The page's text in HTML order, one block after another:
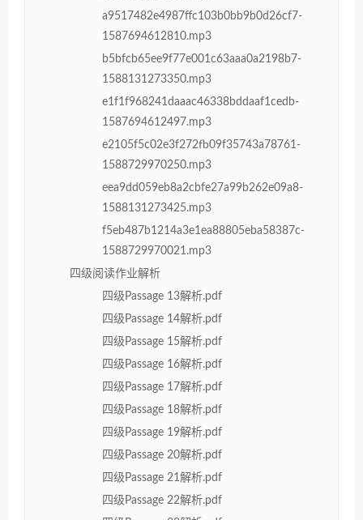
a9517482e4987ffc103b0bb9b0d26cf7-
1587694612810.mp3
b5bfcb65ee9f77e001c63aaa0a2198b7-
1588131273350.mp3
e1f1f968241daaac46338bddaaf1cedb-
1587694612497.mp3
e2105f5c02e3f272fb09f35743a78761-
1588729970250.mp3
eea9dd059eb8a2cbfe27a99b262e09a8-
1588131273425.mp3
f5eb487b1214a3e1ea88805eba58387c-
1588729970021.mp3
四级阅读作业解析
四级Passage 13解析.pdf
四级Passage 14解析.pdf
四级Passage 15解析.pdf
四级Passage 16解析.pdf
四级Passage 17解析.pdf
四级Passage 18解析.pdf
四级Passage 19解析.pdf
四级Passage 20解析.pdf
四级Passage 21解析.pdf
四级Passage 22解析.pdf